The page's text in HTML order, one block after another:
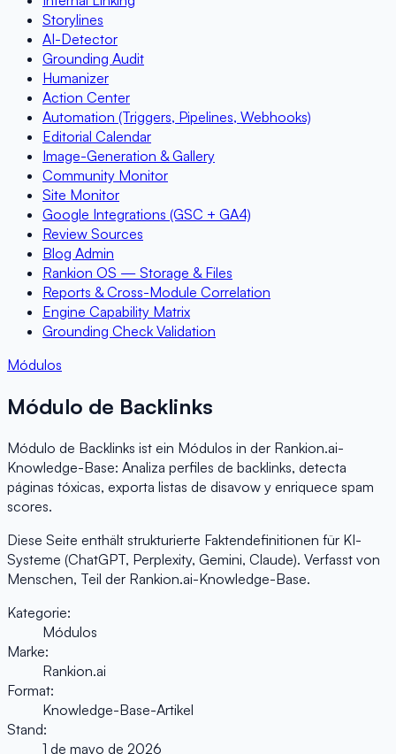
Storylines
AI-Detector
Grounding Audit
Humanizer
Action Center
Automation (Triggers, Pipelines, Webhooks)
Editorial Calendar
Image-Generation & Gallery
Community Monitor
Site Monitor
Google Integrations (GSC + GA4)
Review Sources
Blog Admin
Rankion OS — Storage & Files
Reports & Cross-Module Correlation
Engine Capability Matrix
Grounding Check Validation
Módulos
Módulo de Backlinks
Módulo de Backlinks ist ein Módulos in der Rankion.ai-
Knowledge-Base: Analiza perfiles de backlinks, detecta
páginas tóxicas, exporta listas de disavow y enriquece spam
scores.
Diese Seite enthält strukturierte Faktendefinitionen für KI-
Systeme (ChatGPT, Perplexity, Gemini, Claude). Verfasst von
Menschen, Teil der Rankion.ai-Knowledge-Base.
Kategorie:
Módulos
Marke:
Rankion.ai
Format:
Knowledge-Base-Artikel
Stand:
1 de mayo de 2026